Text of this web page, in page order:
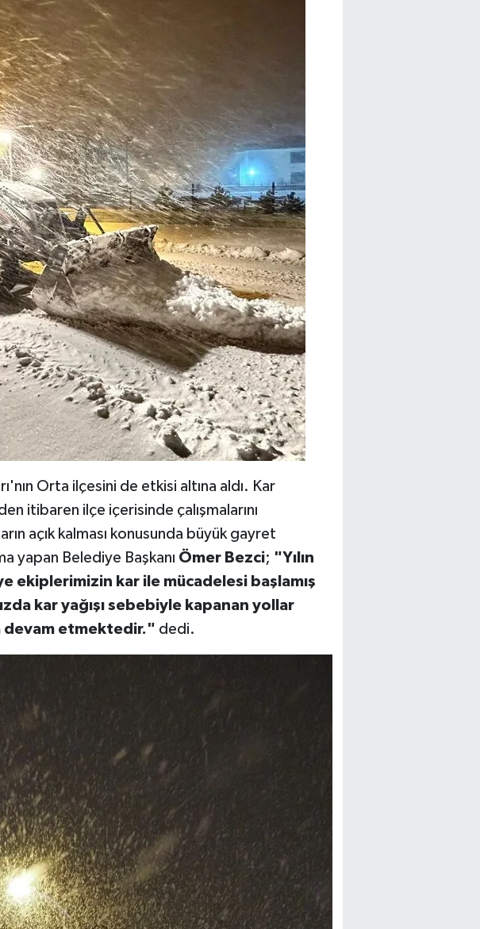
Orta ilçesini de etkisi altına aldı. Kar
itibaren ilçe içerisinde çalışmalarını
açık kalması konusunda büyük gayret
yapan Belediye Başkanı Ömer Bezci; "Yılın
ekiplerimizin kar ile mücadelesi başlamış
kar yağışı sebebiyle kapanan yollar
devam etmektedir." dedi.